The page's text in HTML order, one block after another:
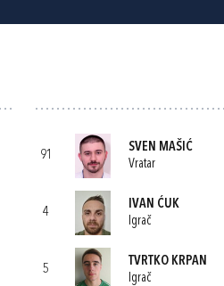
91
SVEN MAŠIĆ
Vratar
4
IVAN ĆUK
Igrač
5
TVRTKO KRPAN
Igrač